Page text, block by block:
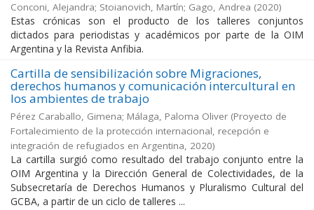
Conconi, Alejandra; Stoianovich, Martín; Gago, Andrea (2020)
Estas crónicas son el producto de los talleres conjuntos
dictados para periodistas y académicos por parte de la OIM
Argentina y la Revista Anfibia.
Cartilla de sensibilización sobre Migraciones,
derechos humanos y comunicación intercultural en
los ambientes de trabajo
Pérez Caraballo, Gimena; Málaga, Paloma Oliver (Proyecto de
Fortalecimiento de la protección internacional, recepción e
integración de refugiados en Argentina, 2020)
La cartilla surgió como resultado del trabajo conjunto entre la
OIM Argentina y la Dirección General de Colectividades, de la
Subsecretaría de Derechos Humanos y Pluralismo Cultural del
GCBA, a partir de un ciclo de talleres ...